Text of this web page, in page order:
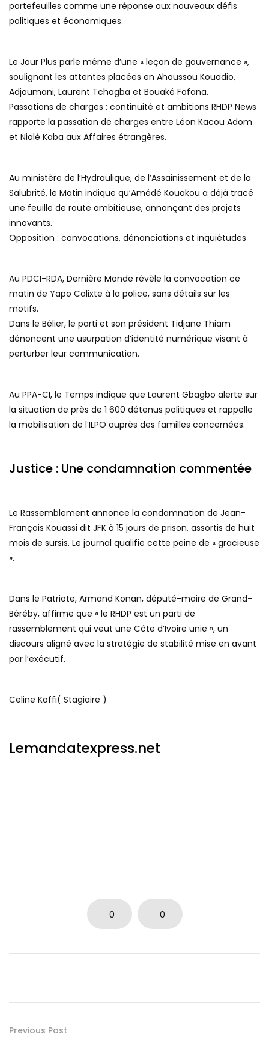
portefeuilles comme une réponse aux nouveaux défis
politiques et économiques.
Le Jour Plus parle même d’une « leçon de gouvernance »,
soulignant les attentes placées en Ahoussou Kouadio,
Adjoumani, Laurent Tchagba et Bouaké Fofana.
Passations de charges : continuité et ambitions RHDP News
rapporte la passation de charges entre Léon Kacou Adom
et Nialé Kaba aux Affaires étrangères.
Au ministère de l’Hydraulique, de l’Assainissement et de la
Salubrité, le Matin indique qu’Amédé Kouakou a déjà tracé
une feuille de route ambitieuse, annonçant des projets
innovants.
Opposition : convocations, dénonciations et inquiétudes
Au PDCI-RDA, Dernière Monde révèle la convocation ce
matin de Yapo Calixte à la police, sans détails sur les
motifs.
Dans le Bélier, le parti et son président Tidjane Thiam
dénoncent une usurpation d’identité numérique visant à
perturber leur communication.
Au PPA-CI, le Temps indique que Laurent Gbagbo alerte sur
la situation de près de 1 600 détenus politiques et rappelle
la mobilisation de l’ILPO auprès des familles concernées.
Justice : Une condamnation commentée
Le Rassemblement annonce la condamnation de Jean-
François Kouassi dit JFK à 15 jours de prison, assortis de huit
mois de sursis. Le journal qualifie cette peine de « gracieuse
».
Dans le Patriote, Armand Konan, député-maire de Grand-
Béréby, affirme que « le RHDP est un parti de
rassemblement qui veut une Côte d’Ivoire unie », un
discours aligné avec la stratégie de stabilité mise en avant
par l’exécutif.
Celine Koffi( Stagiaire )
Lemandatexpress.net
0 0
Previous Post